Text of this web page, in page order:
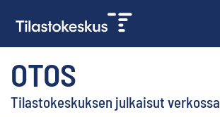
OTOS
Tilastokeskuksen julkaisut verkossa